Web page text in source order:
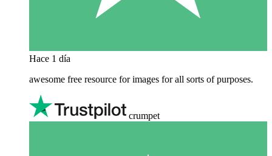
Hace 1 día
awesome free resource for images for all sorts of purposes.
crumpet